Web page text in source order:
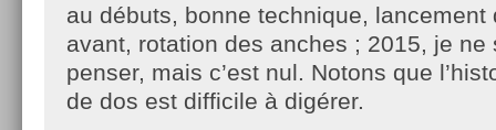
au débuts, bonne technique, lancement
avant, rotation des anches ; 2015, je ne
penser, mais c’est nul. Notons que
de dos est difficile à digérer.